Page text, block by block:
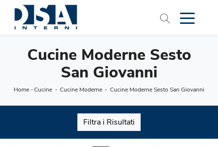
Cucine Moderne Sesto
San Giovanni
Home-Cucine - Cucine Moderne - Cucine Moderne Sesto San Giovanni
Filtra i Risultati